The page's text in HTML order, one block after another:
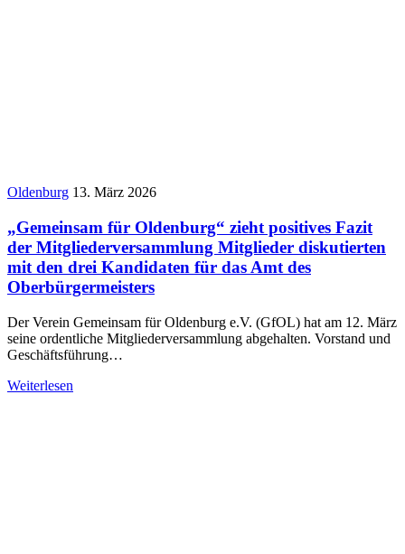
Oldenburg 13. März 2026
„Gemeinsam für Oldenburg“ zieht positives Fazit
der Mitgliederversammlung Mitglieder diskutierten
mit den drei Kandidaten für das Amt des
Oberbürgermeisters
Der Verein Gemeinsam für Oldenburg e.V. (GfOL) hat am 12. März
seine ordentliche Mitgliederversammlung abgehalten. Vorstand und
Geschäftsführung…
Weiterlesen